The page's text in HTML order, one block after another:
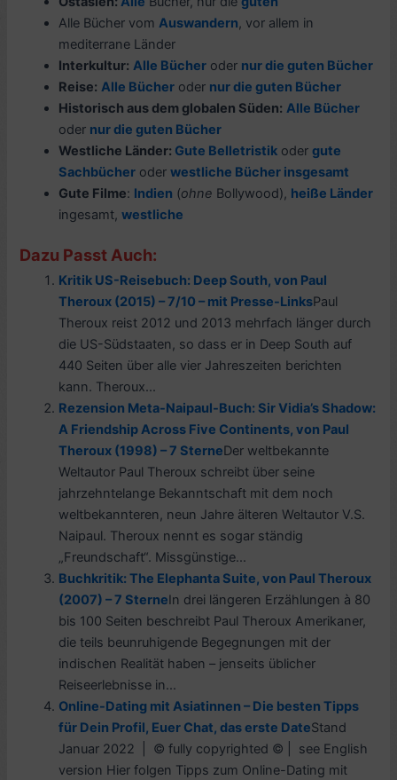
Alle Bücher vomAuswandern, vor allem in
mediterrane Länder
Interkultur: Alle Bücher oder nur die guten Bücher
Reise: Alle Bücher oder nur die guten Bücher
Historisch aus dem globalen Süden: Alle Bücher
oder nur die guten Bücher
Westliche Länder: Gute Belletristik odergute
Sachbücher oderwestliche Bücher insgesamt
Gute Filme: Indien (ohne Bollywood), heiße Länder
ingesamt,westliche
Dazu Passt Auch:
Kritik US-Reisebuch: Deep South, von Paul
Theroux (2015) – 7/10 – mit Presse-LinksPaul
Theroux reist 2012 und 2013 mehrfach länger durch
die US-Südstaaten, so dass er in Deep South auf
440 Seiten über alle vier Jahreszeiten berichten
kann. Theroux...
Rezension Meta-Naipaul-Buch: Sir Vidia’s Shadow:
A Friendship Across Five Continents, von Paul
Theroux (1998) – 7 SterneDer weltbekannte
Weltautor Paul Theroux schreibt über seine
jahrzehntelange Bekanntschaft mit dem noch
weltbekannteren, neun Jahre älteren Weltautor V.S.
Naipaul. Theroux nennt es sogar ständig
„Freundschaft“. Missgünstige...
Buchkritik: The Elephanta Suite, von Paul Theroux
(2007) – 7 SterneIn drei längeren Erzählungen à 80
bis 100 Seiten beschreibt Paul Theroux Amerikaner,
die teils beunruhigende Begegnungen mit der
indischen Realität haben – jenseits üblicher
Reiseerlebnisse in...
Online-Dating mit Asiatinnen – Die besten Tipps
für Dein Profil, Euer Chat, das erste DateStand
Januar 2022 | © fully copyrighted © | see English
version Hier folgen Tipps zum Online-Dating mit